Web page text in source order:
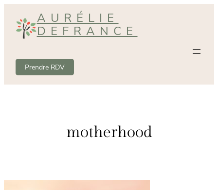
contenu
AURÉLIE
DEFRANCE
Prendre RDV
motherhood